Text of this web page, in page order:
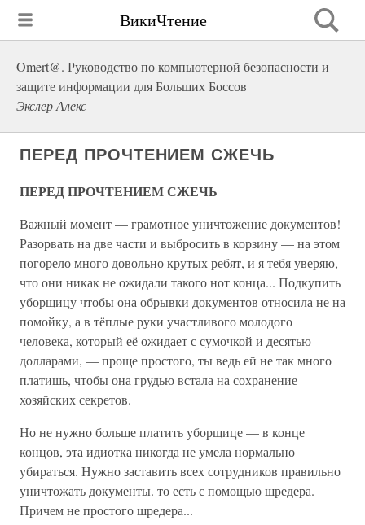
ВикиЧтение
Omert@. Руководство по компьютерной безопасности и
защите информации для Больших Боссов
Экслер Алекс
ПЕРЕД ПРОЧТЕНИЕМ СЖЕЧЬ
ПЕРЕД ПРОЧТЕНИЕМ СЖЕЧЬ
Важный момент — грамотное уничтожение документов!
Разорвать на две части и выбросить в корзину — на этом
погорело много довольно крутых ребят, и я тебя уверяю,
что они никак не ожидали такого нот конца... Подкупить
уборщицу чтобы она обрывки документов относила не на
помойку, а в тёплые руки участливого молодого
человека, который её ожидает с сумочкой и десятью
долларами, — проще простого, ты ведь ей не так много
платишь, чтобы она грудью встала на сохранение
хозяйских секретов.
Но не нужно больше платить уборщице — в конце
концов, эта идиотка никогда не умела нормально
убираться. Нужно заставить всех сотрудников правильно
уничтожать документы. то есть с помощью шредера.
Причем не простого шредера...